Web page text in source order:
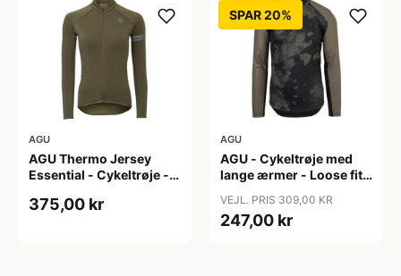
AGU
AGU Thermo Jersey
Essential - Cykeltrøje -
XXL
375,00 kr
SPAR 20%
AGU
AGU - Cykeltrøje med
lange ærmer - Loose fit -
VEJL. PRIS 309,00 KR
247,00 kr